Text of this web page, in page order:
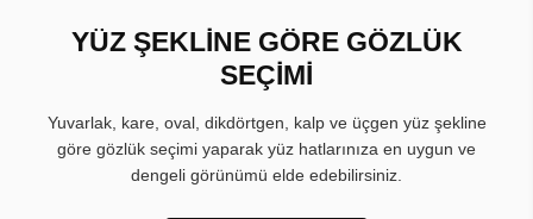
YÜZ ŞEKLİNE GÖRE GÖZLÜK
SEÇİMİ
Yuvarlak, kare, oval, dikdörtgen, kalp ve üçgen yüz şekline
göre gözlük seçimi yaparak yüz hatlarınıza en uygun ve
dengeli görünümü elde edebilirsiniz.